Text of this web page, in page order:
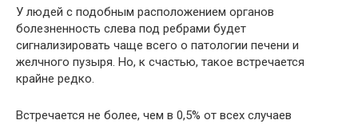
У людей с подобным расположением органов
болезненность слева под ребрами будет
сигнализировать чаще всего о патологии печени и
желчного пузыря. Но, к счастью, такое встречается
крайне редко.
Встречается не более, чем в 0,5% от всех случаев